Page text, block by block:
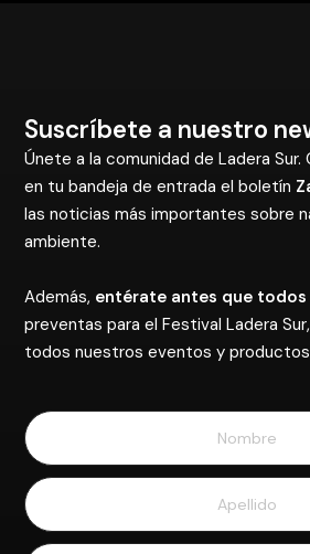
Suscríbete a nuestro
Únete a la comunidad de Ladera Sur.
en tu bandeja de entrada el boletín
las noticias más importantes sobre
ambiente.
Además, entérate antes que todos
preventas para el Festival Ladera
todos nuestros eventos y